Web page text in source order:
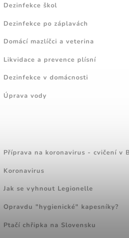
Dezinfekce škol
Dezinfekce po záplavách
Domácí mazlíčci a veterina
Likvidace a prevence plísní
Dezinfekce v domácnosti
Úprava vody
Příprava na koronavirus - cvičení v
Koronavirus
Jak se vyhnout Legionelle
Opravdu "hygienické" kapesníky?
Ptačí chřipka na Slovensku